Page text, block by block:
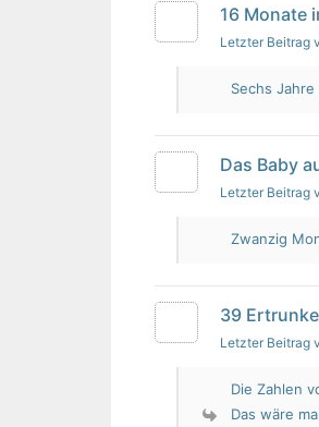
16 Monate
Letzter Beitrag
Sechs
Das Baby
Letzter Beitrag
Zwanzig
39
Letzter Beitrag
Die Zahlen
Das wäre